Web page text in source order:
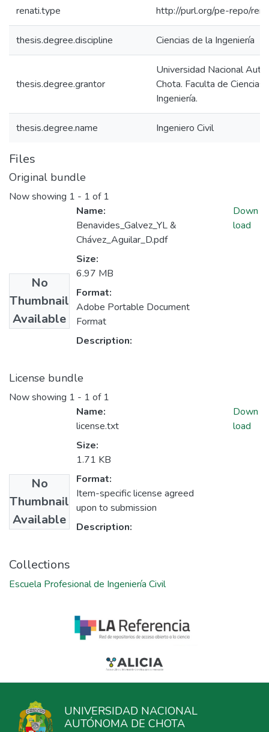
renati.type http://purl.org/pe-repo/
thesis.degree.discipline Ciencias de la Ingeniería
thesis.degree.grantor
Universidad Nacional
Chota. Faculta de Ciencias
Ingeniería.
thesis.degree.name Ingeniero Civil
Files
Original bundle
Now showing 1 - 1 of 1
No
Thumbnail
Available
Name:
Benavides_Galvez_YL &
Chávez_Aguilar_D.pdf
Size:
6.97 MB
Format:
Adobe Portable Document
Format
Description:
Down
load
License bundle
Now showing 1 - 1 of 1
No
Thumbnail
Available
Name:
license.txt
Size:
1.71 KB
Format:
Item-specific license agreed
upon to submission
Description:
Down
load
Collections
Escuela Profesional de Ingeniería Civil
UNIVERSIDAD NACIONAL
AUTÓNOMA DE CHOTA